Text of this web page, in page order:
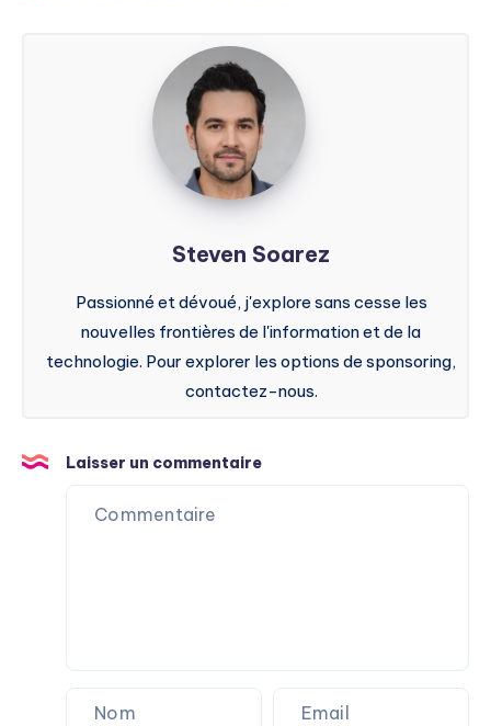
Steven
Soarez
Steven Soarez
Passionné et dévoué, j'explore sans cesse les
nouvelles frontières de l'information et de la
technologie. Pour explorer les options de sponsoring,
contactez-nous.
Laisser un commentaire